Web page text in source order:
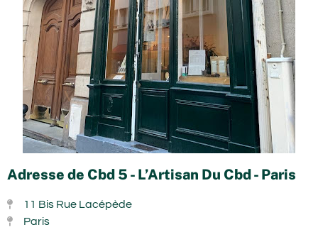
Adresse de Cbd 5 - L’Artisan Du Cbd - Paris
11 Bis Rue Lacépède
Paris